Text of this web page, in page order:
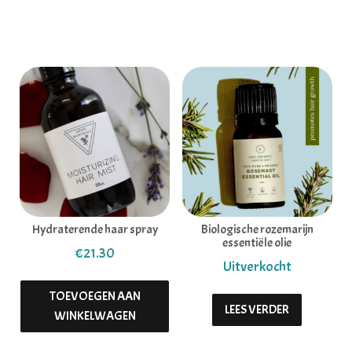
Hydraterende haar spray
€21.30
TOEVOEGEN AAN
WINKELWAGEN
Biologische rozemarijn
essentiële olie
LEES VERDER